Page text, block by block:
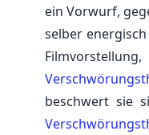
ein Vorwurf,
selber
beschwert sie